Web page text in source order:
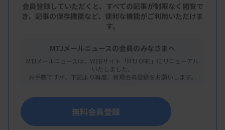
LTS事業では、特に遺伝子関連検査が7％増、特殊
検査が6％増と売り上げを牽引。11月11日の決算電
意とする領域は安定的に成長している」との認識を
示した。販売価格の適正化や、試薬・消耗品などの
仕入れ価格の上昇抑制などで「限界利益の増加も順
調に進捗している」と説明した。
臨床検査薬のIVD事業の売上高は294億3500万円
会員登録していただくと、すべての記事が制限なく閲覧で
き、 記事の保存機能など、便利な機能がご利用いただけま
す。
MTJメールニュースの会員のみなさまへ
MTJメールニュースは、WEBサイト「MTJ ONE」にリニューアル
いたしました。
お手数ですが、下記より再度、新規会員登録をお願いします。
無料会員登録